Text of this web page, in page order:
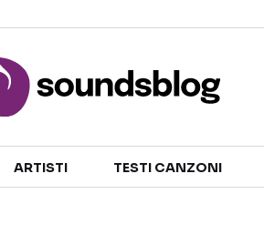
ARTISTI TESTI CANZONI